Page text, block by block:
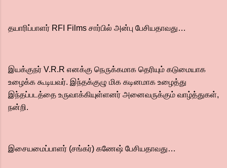
தயாரிப்பாளர் RFI Films சார்பில் அன்பு பேசியதாவது…
இயக்குநர் V.R.R எனக்கு நெருக்கமாக தெரியும் கடுமையாக
உழைக்க கூடியவர். இந்தக்குழு மிக கடினமாக உழைத்து
இந்தப்படத்தை உருவாக்கியுள்ளனர் அனைவருக்கும் வாழ்த்துகள்,
நன்றி.
இசையமைப்பாளர் (சங்கர்) கணேஷ் பேசியதாவது…